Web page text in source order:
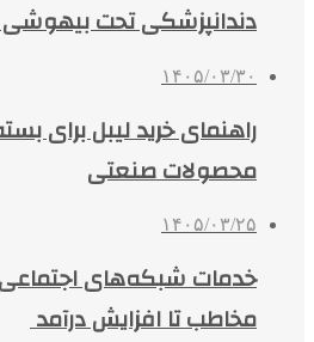
دندانپزشکی تحت بیهوشی
۱۴۰۵/۰۳/۳۰
راهنمای خرید لیبل برای
محصولات صنعتی
۱۴۰۵/۰۳/۲۵
مخاطب تا افزایش درآمد